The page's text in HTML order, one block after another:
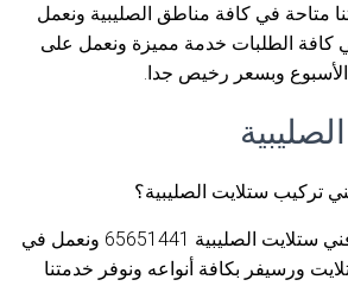
متاحة في كافة مناطق الصليبية ونعمل
كافة الطلبات خدمة مميزة ونعمل على
الأسبوع وبسعر رخيص جدا.
ستلايت الصليبية؟
نوفر لكم افضل رقم فني ستلايت الصليبية 65651441 ونعمل في
ورسيفر بكافة أنواعه ونوفر خدمتنا